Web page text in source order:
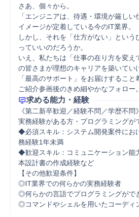
さあ、個々から。
「エンジニアは、待遇・環境が厳し
イメージが定着している今のIT業界。
しかし、それを「仕方がない」という
っていいのだろうか。
いえ、私たちは「仕事の在り方を変え
の皆さまが理想のキャリアを築いてい
「最高のサポート」をお届けするこ
ご紹介参画後のきめ細やかなフォロー。
求める能力・経験
《第二新卒歓迎／経験不問／学歴不
実務経験がある方・プログラミングが
◆必須スキル：システム開発案件にお
務経験1年未満
◆歓迎スキル：コミュニケーション能
本設計書の作成経験など
【その他歓迎条件】
◎IT業界での何らかの実務経験者
◎何らかの言語でプログラミングがで
◎コマンドやシェルを用いたコーディ